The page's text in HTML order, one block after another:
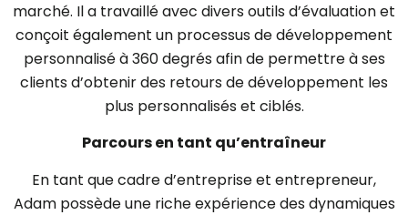
marché. Il a travaillé avec divers outils d’évaluation et
conçoit également un processus de développement
personnalisé à 360 degrés afin de permettre à ses
clients d’obtenir des retours de développement les
plus personnalisés et ciblés.
Parcours en tant qu’entraîneur
En tant que cadre d’entreprise et entrepreneur,
Adam possède une riche expérience des dynamiques